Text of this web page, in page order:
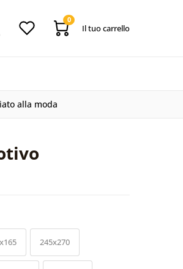
0
Il tuo carrello
alla moda
245x270